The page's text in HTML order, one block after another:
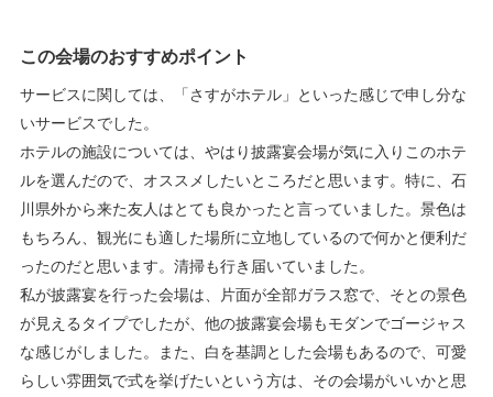
この会場のおすすめポイント
サービスに関しては、「さすがホテル」といった感じで申し分な
いサービスでした。
ホテルの施設については、やはり披露宴会場が気に入りこのホテ
ルを選んだので、オススメしたいところだと思います。特に、石
川県外から来た友人はとても良かったと言っていました。景色は
もちろん、観光にも適した場所に立地しているので何かと便利だ
ったのだと思います。清掃も行き届いていました。
私が披露宴を行った会場は、片面が全部ガラス窓で、そとの景色
が見えるタイプでしたが、他の披露宴会場もモダンでゴージャス
な感じがしました。また、白を基調とした会場もあるので、可愛
らしい雰囲気で式を挙げたいという方は、その会場がいいかと思